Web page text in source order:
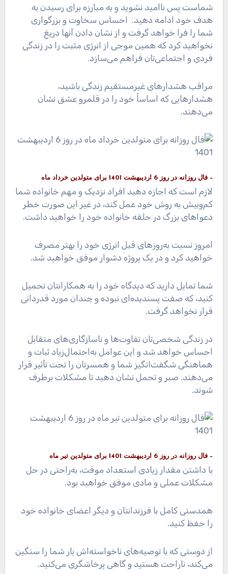
شماست پس ناامید نشوید و به مبارزه برای رسیدن به
هدف خود ادامه دهید. احساس سخاوت و بزرگواری
شما را فرا خواهد گرفت و از نشان دادن آنها دریغ
نخواهید کرد که همین موجی از انرژی مثبت را در زندگی
فردی و اجتماعی‌تان فراهم می‌سازد.
مراقب هشدارهای غیرمستقیم زندگی باشید،
هشدارهایی که اساساً خود را در قلمرو عشق نشان
می‌دهند.
– فال روزانه در روز 6 اردیبهشت 1401 برای متولدین خرداد ماه
لازم است که اجازه دهید افراد نزدیک و مهم خانواده شما
کم‌وبیش به روش خود عمل کند، در غیر این صورت خطر
دعواهای بزرگ در حلقه خانواده خود را خواهید داشت.
امروز نسبت به‌روزهای قبل انرژی خود را بهتر مصرف
خواهید کرد و در یک پروژه دشوار موفق خواهید شد.
شما تمایل دارید که دیدگاه خود را به همکارانتان تحمیل
کنید، که صفت پسندیده‌ای نبوده و چندان مورد قدردانی
قرار نخواهد گرفت.
در زندگی شخصی‌تان تفاوت‌ها و ناسازگاری‌های متقابل
احساس خواهد شد و این عوامل به‌احتمال‌زیاد ثبات و
هماهنگی شگفت‌انگیز شما و همسرتان را تحت تأثیر قرار
می‌دهند. صبر و تحمل نشان دهید تا مشکلات برطرف
شوند.
– فال روزانه در روز 6 اردیبهشت 1401 برای متولدین تیر ماه
با داشتن مقدار زیادی استعداد موقت، به‌راحتی در حل
مشکلات عملی و مادی موفق خواهید بود.
همدستی کامل با فرزندانتان و دیگر اعضای خانواده خود
را حفظ کنید.
از دوستی که با توصیه‌های ناخواسته‌اش بار شما را سنگین
می‌کند، ناراحت هستید و گاهی پرخاشگری می‌کنید.